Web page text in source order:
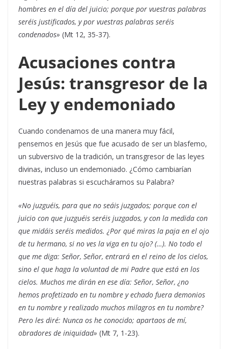
hombres en el día del juicio; porque por vuestras palabras
seréis justificados, y por vuestras palabras seréis
condenados» (Mt 12, 35-37).
Acusaciones contra
Jesús: transgresor de la
Ley y endemoniado
Cuando condenamos de una manera muy fácil,
pensemos en Jesús que fue acusado de ser un blasfemo,
un subversivo de la tradición, un transgresor de las leyes
divinas, incluso un endemoniado. ¿Cómo cambiarían
nuestras palabras si escucháramos su Palabra?
«No juzguéis, para que no seáis juzgados; porque con el
juicio con que juzguéis seréis juzgados, y con la medida con
que midáis seréis medidos. ¿Por qué miras la paja en el ojo
de tu hermano, si no ves la viga en tu ojo? (…). No todo el
que me diga: Señor, Señor, entrará en el reino de los cielos,
sino el que haga la voluntad de mi Padre que está en los
cielos. Muchos me dirán en ese día: Señor, Señor, ¿no
hemos profetizado en tu nombre y echado fuera demonios
en tu nombre y realizado muchos milagros en tu nombre?
Pero les diré: Nunca os he conocido; apartaos de mí,
obradores de iniquidad» (Mt 7, 1-23).